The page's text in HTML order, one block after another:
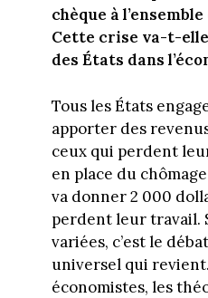
chèque à
Cette crise va-t-
des États dans
Tous les États
apporter des
ceux qui perdent
en place du
va donner 2 000
perdent leur travail.
variées, c’est le
universel qui
économistes, les